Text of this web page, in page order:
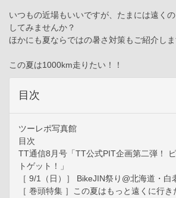
いつもの近場もいいですが、たまには遠く
してみませんか？
ほかにも夏ならではの暑さ対策もご紹介しま
この夏は1000km走りたい！！
目次
ツーレポ写真館
目次
TT通信8月号「TT公式PIT企画第二弾！
トゲット！」
［ 9/1（日）］ BikeJIN祭り@北海道・白
［ 巻頭特集 ］この夏はもっと遠くに行